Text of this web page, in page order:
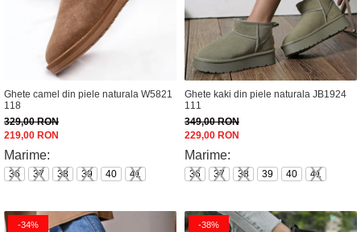
Ghete camel din piele naturala W5821
118
329,00 RON
219,00 RON
Marime:
36 37 38 39 40 41
Ghete kaki din piele naturala JB1924
111
349,00 RON
229,00 RON
Marime:
36 37 38 39 40 41
-34% -38%